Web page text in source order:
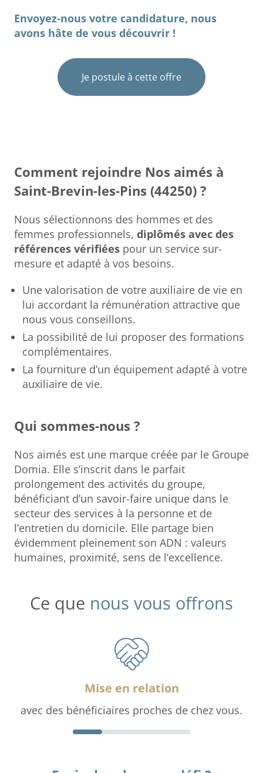
Envoyez-nous votre candidature, nous
avons hâte de vous découvrir !
Je postule à cette offre
Comment rejoindre Nos aimés à
Saint-Brevin-les-Pins (44250) ?
Nous sélectionnons des hommes et des
femmes professionnels, diplômés avec des
références vérifiéespour un service sur-
mesure et adapté à vos besoins.
Une valorisation de votre auxiliaire de vie en
lui accordant la rémunération attractive que
nous vous conseillons.
La possibilité de lui proposer des formations
complémentaires.
La fourniture d’un équipement adapté à votre
auxiliaire de vie.
Qui sommes-nous ?
Nos aimés est une marque créée par le Groupe
Domia. Elle s’inscrit dans le parfait
prolongement des activités du groupe,
bénéficiant d’un savoir-faire unique dans le
secteur des services à la personne et de
l’entretien du domicile. Elle partage bien
évidemment pleinement son ADN : valeurs
humaines, proximité, sens de l’excellence.
Ce que nous vous offrons
Mise en relation
avec des bénéficiaires proches de chez vous.